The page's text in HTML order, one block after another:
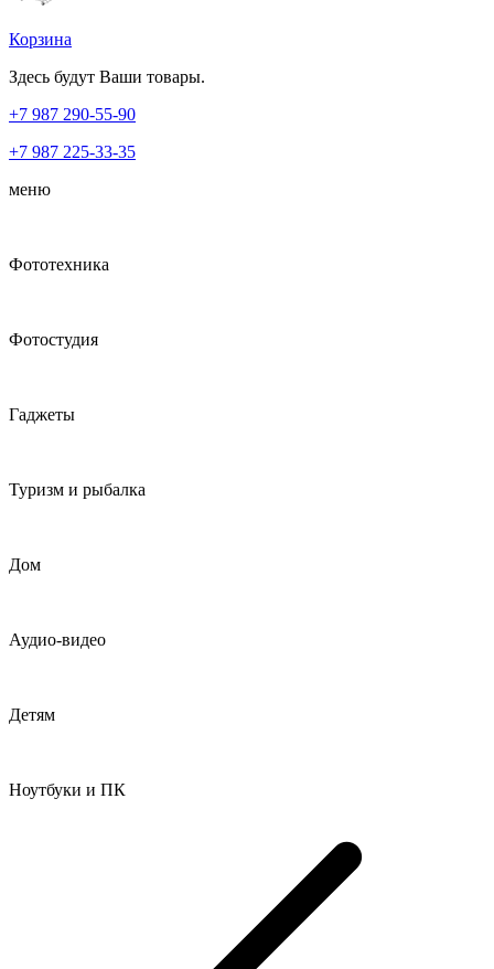
Корзина
Здесь будут Ваши товары.
+7 987 290-55-90
+7 987 225-33-35
меню
Фототехника
Фотостудия
Гаджеты
Туризм и рыбалка
Дом
Аудио-видео
Детям
Ноутбуки и ПК